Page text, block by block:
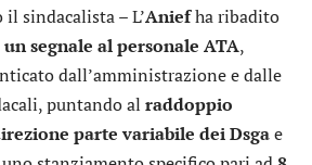
sindacalista – L’Aniefha ribadito
segnale al personale ATA,
dall’amministrazione e dalle
puntando al raddoppio
parte variabile dei Dsgae